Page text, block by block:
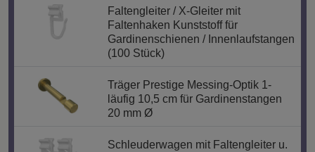
Faltengleiter / X-Gleiter mit
Faltenhaken Kunststoff für
Gardinenschienen / Innenlaufstangen
(100 Stück)
Träger Prestige Messing-Optik 1-
läufig 10,5 cm für Gardinenstangen
20 mm Ø
Schleuderwagen mit Faltengleiter u.